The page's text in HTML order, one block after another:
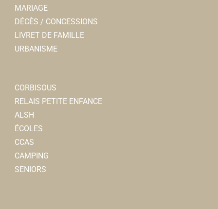
MARIAGE
DÉCÈS / CONCESSIONS
LIVRET DE FAMILLE
URBANISME
CORBISOUS
RELAIS PETITE ENFANCE
ALSH
ÉCOLES
CCAS
CAMPING
SENIORS